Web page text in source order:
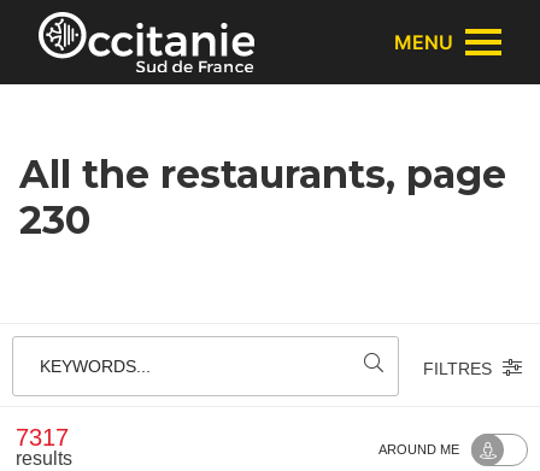
Cookies management panel
MENU
All the restaurants, page
230
KEYWORDS... FILTRES
7317
results AROUND ME